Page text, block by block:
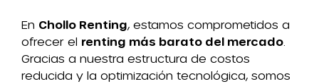
En Chollo Renting, estamos comprometidos a
ofrecer el renting más barato del mercado
Gracias a nuestra estructura de costos
reducida y la optimización tecnológica, somos